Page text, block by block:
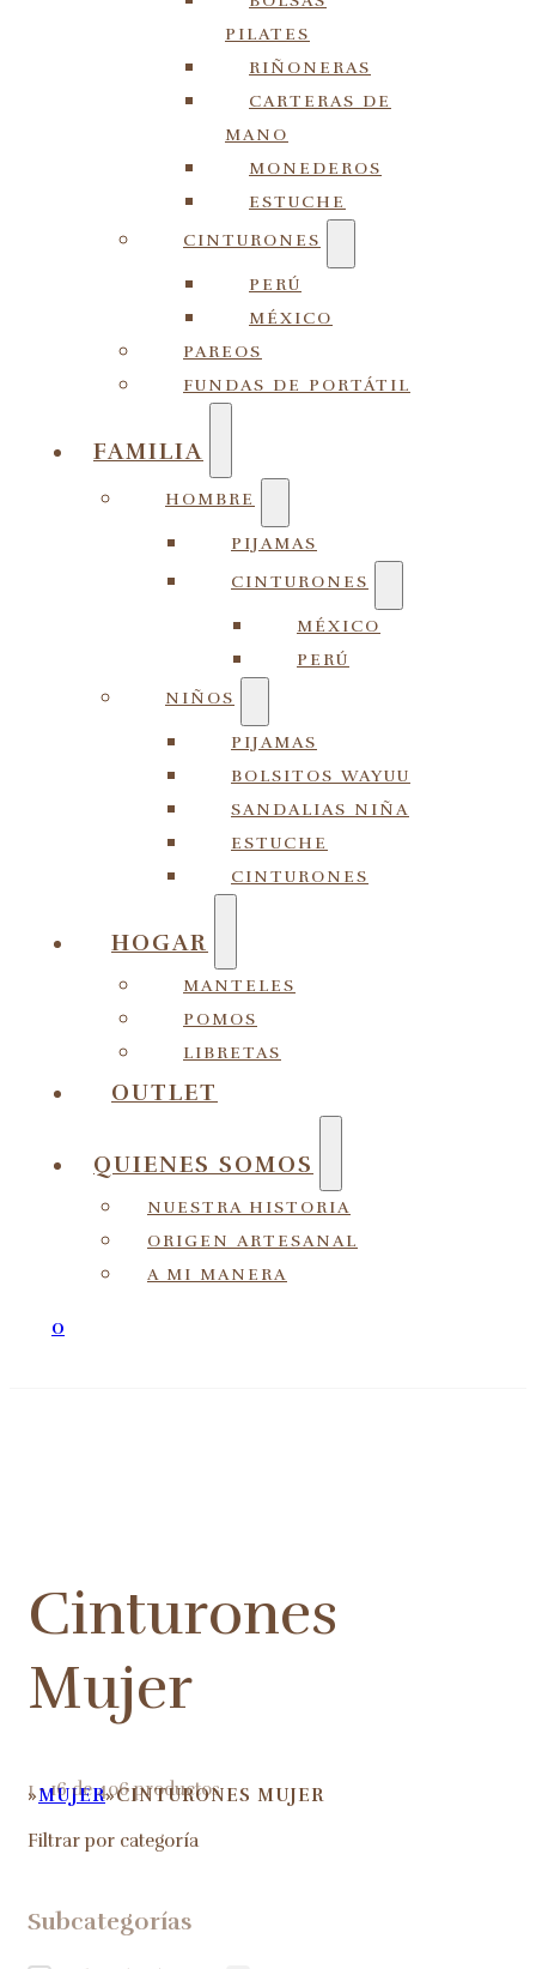
PILATES
RIÑONERAS
CARTERAS DE
MANO
MONEDEROS
ESTUCHE
CINTURONES
PERÚ
MÉXICO
PAREOS
FUNDAS DE PORTÁTIL
FAMILIA
HOMBRE
PIJAMAS
CINTURONES
MÉXICO
PERÚ
NIÑOS
PIJAMAS
BOLSITOS WAYUU
SANDALIAS NIÑA
ESTUCHE
CINTURONES
HOGAR
MANTELES
POMOS
LIBRETAS
OUTLET
QUIENES SOMOS
NUESTRA HISTORIA
ORIGEN ARTESANAL
A MI MANERA
0
Cinturones
Mujer
HOME
MUJER CINTURONES MUJER
1 - 16 de 406 productos
Filtrar por categoría
Subcategorías